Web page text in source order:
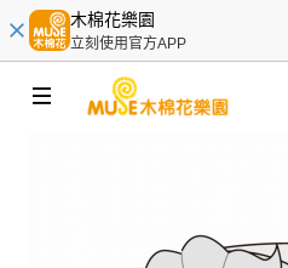
木棉花樂園
立刻使用官方APP